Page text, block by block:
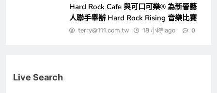
Hard Rock Cafe 與可口可樂® 為新晉藝
人聯手舉辦 Hard Rock Rising 音樂比賽
terry@111.com.tw 18 小時 ago 0
Live Search